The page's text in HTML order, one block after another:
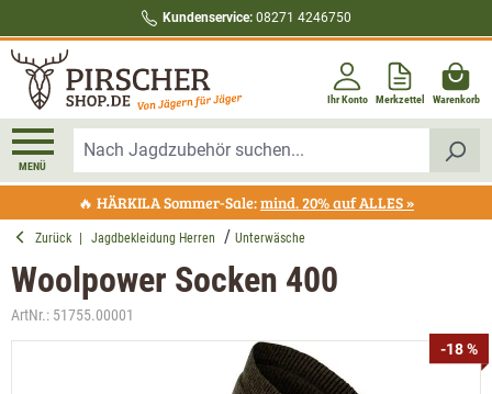
Kundenservice: 08271 4246750
Ihr Konto Merkzettel Warenkorb
MENÜ
🔥 HÄRKILA Sommer-Sale:mind. 20% auf ALLES »
Zurück Jagdbekleidung Herren Unterwäsche
Woolpower Socken 400
ArtNr.: 51755.00001
-18 %